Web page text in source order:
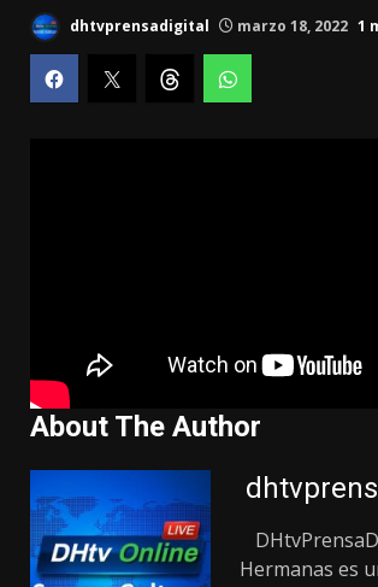
dhtvprensadigital marzo 18, 2022 1
About The Author
Hermanas es